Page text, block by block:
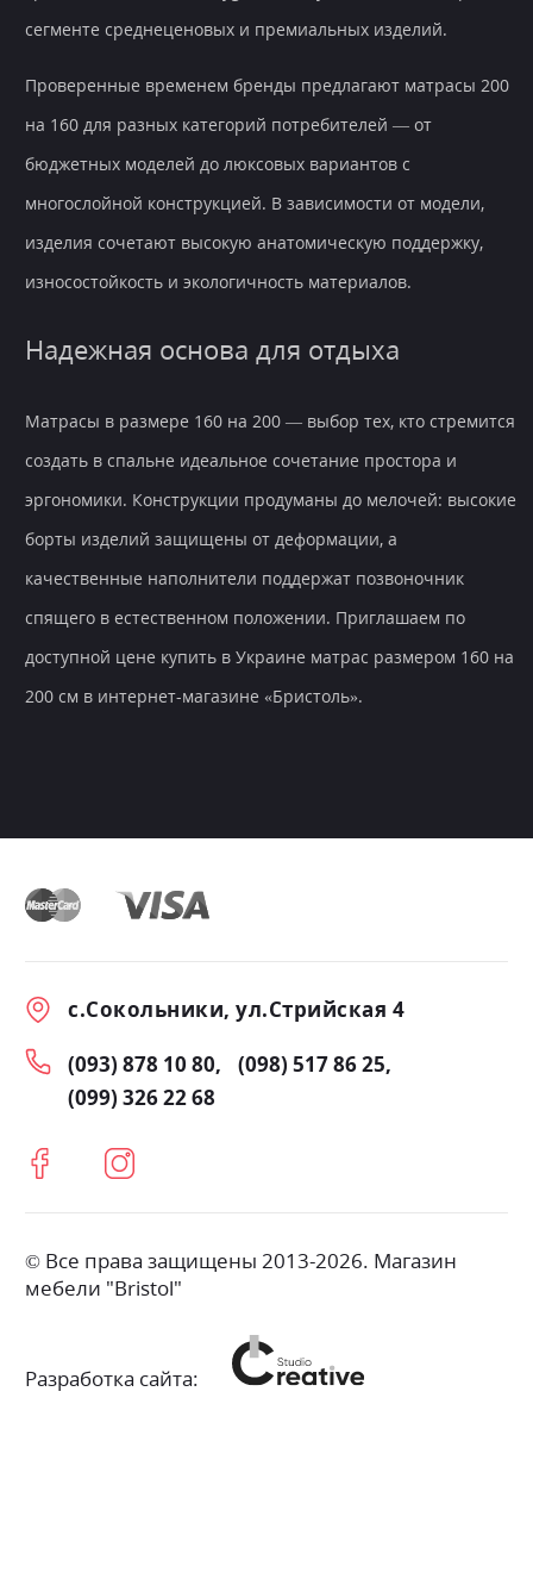
сегменте среднеценовых и премиальных изделий.
Проверенные временем бренды предлагают матрасы 200
на 160 для разных категорий потребителей — от
бюджетных моделей до люксовых вариантов с
многослойной конструкцией. В зависимости от модели,
изделия сочетают высокую анатомическую поддержку,
износостойкость и экологичность материалов.
Надежная основа для отдыха
Матрасы в размере 160 на 200 — выбор тех, кто стремится
создать в спальне идеальное сочетание простора и
эргономики. Конструкции продуманы до мелочей: высокие
борты изделий защищены от деформации, а
качественные наполнители поддержат позвоночник
спящего в естественном положении. Приглашаем по
доступной цене купить в Украине матрас размером 160 на
200 см в интернет-магазине «Бристоль».
с.Сокольники, ул.Стрийская 4
(093) 878 10 80
(098) 517 86 25
(099) 326 22 68
© Все права защищены 2013-2026. Магазин
мебели "Bristol"
Разработка сайта: